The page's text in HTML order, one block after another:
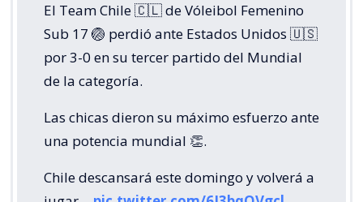
El Team Chile 🇨🇱 de Vóleibol Femenino
Sub 17 🏐 perdió ante Estados Unidos 🇺🇸
por 3-0 en su tercer partido del Mundial
de la categoría.
Las chicas dieron su máximo esfuerzo ante
una potencia mundial 👏.
Chile descansará este domingo y volverá a